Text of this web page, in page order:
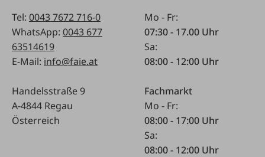
Tel: 0043 7672 716-0
WhatsApp: 0043 677
63514619
E-Mail: info@faie.at
Handelsstraße 9
A-4844 Regau
Österreich
Mo - Fr:
07:30 - 17.00 Uhr
Sa:
08:00 - 12:00 Uhr
Fachmarkt
Mo - Fr:
08:00 - 17:00 Uhr
Sa:
08:00 - 12:00 Uhr